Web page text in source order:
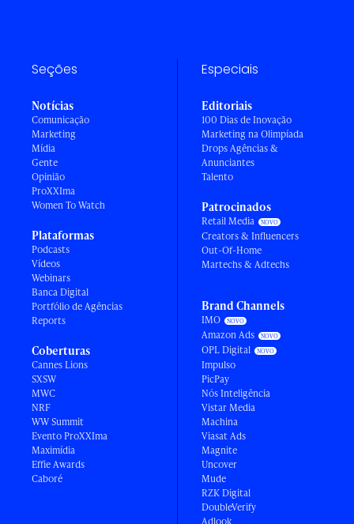
Seções
Notícias
Comunicação
Marketing
Mídia
Gente
Opinião
ProXXIma
Women To Watch
Plataformas
Podcasts
Vídeos
Webinars
Banca Digital
Portfólio de Agências
Reports
Coberturas
Cannes Lions
SXSW
MWC
NRF
WW Summit
Evento ProXXIma
Maximídia
Effie Awards
Caboré
Especiais
Editoriais
100 Dias de Inovação
Marketing na Olimpíada
Drops Agências &
Anunciantes
Talento
Patrocinados
Retail Media
Creators & Influencers
Out-Of-Home
Martechs & Adtechs
Brand Channels
IMO
Amazon Ads
OPL Digital
Impulso
PicPay
Nós Inteligência
Vistar Media
Machina
Viasat Ads
Magnite
Uncover
Mude
RZK Digital
DoubleVerify